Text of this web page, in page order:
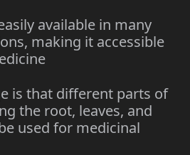
available in many
making it accessible
is that different parts of
the root, leaves, and
used for medicinal